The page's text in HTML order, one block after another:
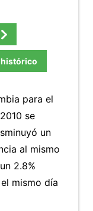
histórico
para el
se
un
al mismo
2.8%
mismo día